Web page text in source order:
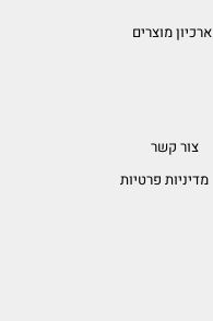
ארכיון מוצרים
צור קשר
מדיניות פרטיות